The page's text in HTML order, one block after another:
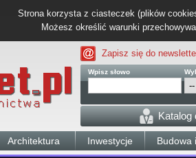
Strona korzysta z ciasteczek (plików
Możesz określić warunki
Zapisz się do
Wpisz słowo
Katalog
Architektura Inwestycje Budowa